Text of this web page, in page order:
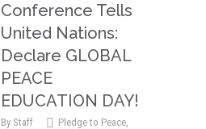
Conference Tells
United Nations:
Declare GLOBAL
PEACE
EDUCATION DAY!
By Staff Pledge to Peace,